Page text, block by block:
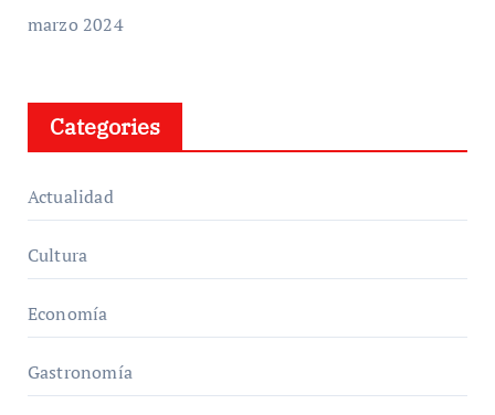
marzo 2024
Categories
Actualidad
Cultura
Economía
Gastronomía